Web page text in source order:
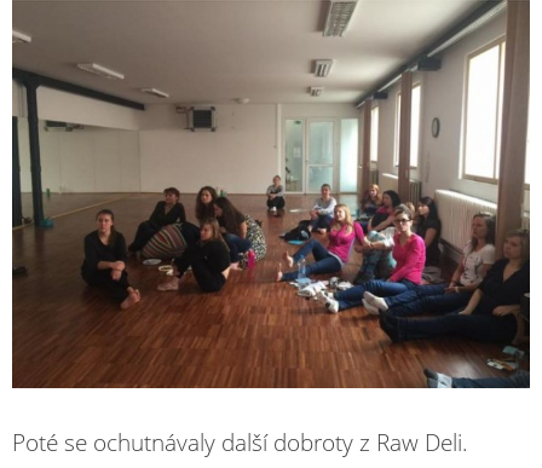
Poté se ochutnávaly další dobroty z Raw Deli.